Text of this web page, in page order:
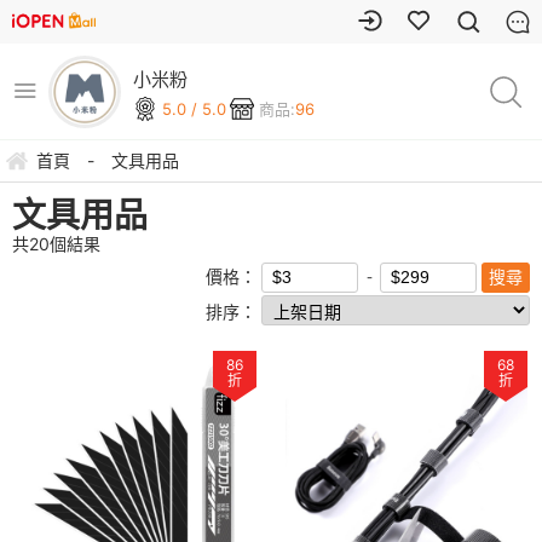
小米粉
5.0 / 5.0 商品:96
首頁 - 文具用品
文具用品
共20個結果
價格：
排序：
86
折
68
折